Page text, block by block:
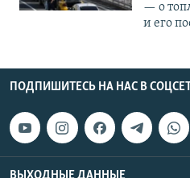
— о
и его
ПОДПИШИТЕСЬ НА НАС В
ВЫХОДНЫЕ ДАННЫЕ